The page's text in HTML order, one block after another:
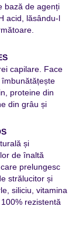
bază de agenți
acid, lăsându-l
capilare. Face
proteine din
din grâu și
și
de înaltă
prelungesc
strălucitor și
siliciu, vitamina
rezistentă